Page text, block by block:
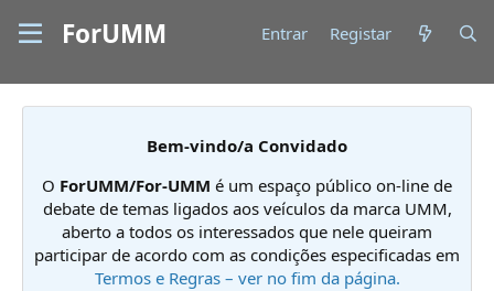
ForUMM Entrar Registar
Bem-vindo/a Convidado
O ForUMM/For-UMM é um espaço público on-line de
debate de temas ligados aos veículos da marca UMM,
aberto a todos os interessados que nele queiram
participar de acordo com as condições especificadas em
Termos e Regras – ver no fim da página.